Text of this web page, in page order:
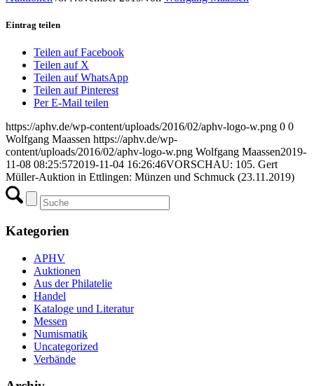
Eintrag teilen
Teilen auf Facebook
Teilen auf X
Teilen auf WhatsApp
Teilen auf Pinterest
Per E-Mail teilen
https://aphv.de/wp-content/uploads/2016/02/aphv-logo-w.png 0 0
Wolfgang Maassen https://aphv.de/wp-
content/uploads/2016/02/aphv-logo-w.png Wolfgang Maassen2019-
11-08 08:25:572019-11-04 16:26:46VORSCHAU: 105. Gert
Müller-Auktion in Ettlingen: Münzen und Schmuck (23.11.2019)
Kategorien
APHV
Auktionen
Aus der Philatelie
Handel
Kataloge und Literatur
Messen
Numismatik
Uncategorized
Verbände